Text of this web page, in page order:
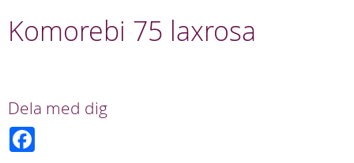
Komorebi 75 laxrosa
Dela med dig